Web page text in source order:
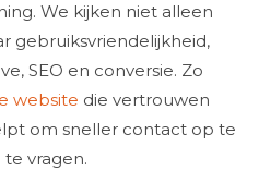
We kijken niet alleen
gebruiksvriendelijkheid,
SEO en conversie. Zo
website die vertrouwen
om sneller contact op te
vragen.